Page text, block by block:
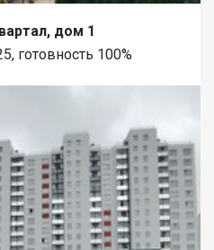
дом 1
готовность 100%